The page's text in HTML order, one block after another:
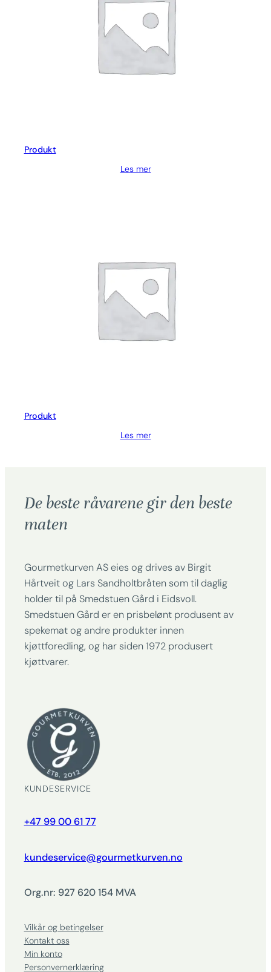
Produkt
Les mer
Produkt
Les mer
De beste råvarene gir den beste
maten
Gourmetkurven AS eies og drives av Birgit
Hårtveit og Lars Sandholtbråten som til daglig
holder til på Smedstuen Gård i Eidsvoll.
Smedstuen Gård er en prisbelønt produsent av
spekemat og andre produkter innen
kjøttforedling, og har siden 1972 produsert
kjøttvarer.
KUNDESERVICE
+47 99 00 61 77
kundeservice@gourmetkurven.no
Org.nr: 927 620 154 MVA
Vilkår og betingelser
Kontakt oss
Min konto
Personvernerklæring